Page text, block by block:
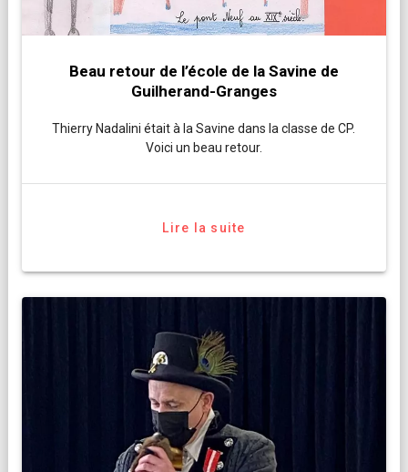
Beau retour de l’école de la Savine de
Guilherand-Granges
Thierry Nadalini était à la Savine dans la classe de CP.
Voici un beau retour.
Lire la suite